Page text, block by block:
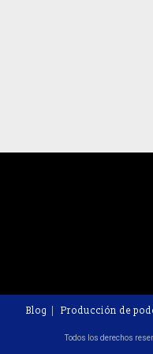
Blog Producción de
Todos los derechos